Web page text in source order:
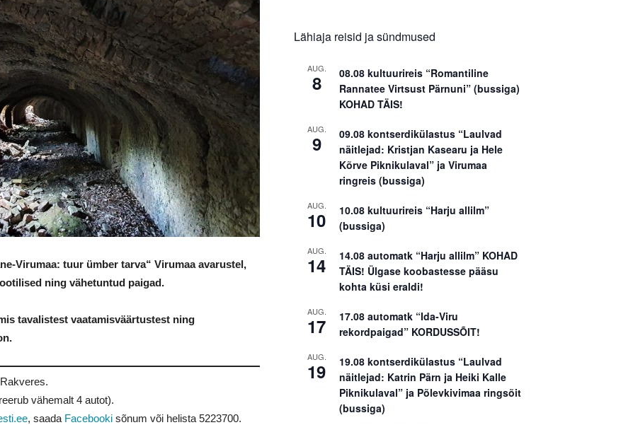
Virumaa: tuur ümber tarva“ Virumaa avarustel,
ning vähetuntud paigad.
tavalistest vaatamisväärtustest ning
vähemalt 4 autot).
, saada Facebooki sõnum või helista 5223700.
Lähiaja reisid ja sündmused
AUG.
8
08.08 kultuurireis “Romantiline
Rannatee Virtsust Pärnuni” (bussiga)
KOHAD TÄIS!
AUG.
9
09.08 kontserdikülastus “Laulvad
näitlejad: Kristjan Kasearu ja Hele
Kõrve Piknikulaval” ja Virumaa
ringreis (bussiga)
AUG.
10
10.08 kultuurireis “Harju allilm”
(bussiga)
AUG.
14
14.08 automatk “Harju allilm” KOHAD
TÄIS! Ülgase koobastesse pääsu
kohta küsi eraldi!
AUG.
17
17.08 automatk “Ida-Viru
rekordpaigad” KORDUSSÕIT!
AUG.
19
19.08 kontserdikülastus “Laulvad
näitlejad: Katrin Pärn ja Heiki Kalle
Piknikulaval” ja Põlevkivimaa ringsõit
(bussiga)